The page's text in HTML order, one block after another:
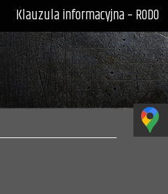
Klauzula informacyjna – RODO